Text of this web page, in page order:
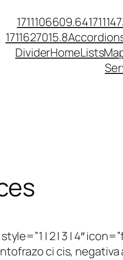
1711106609.64
1711627015.8
DividerHomeLists
| 2 | 3 | 4″
ci cis,